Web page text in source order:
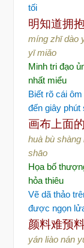
tối
明知道拥
míng zhī dào
yī miǎo
Minh tri đạo
nhất miểu
Biết rõ cái
đến giây phút
画布上面
huà bù shàng
shāo
Họa bố
hỏa thiêu
Vẽ dã thảo
được ngọn
颜料难预
yán liào nán